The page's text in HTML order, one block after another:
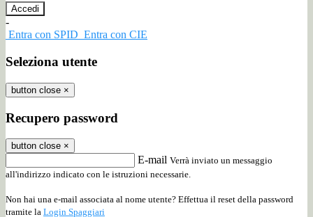
-
Entra con SPID Entra con CIE
Seleziona utente
button close ×
Recupero password
button close ×
E-mail Verrà inviato un messaggio
all'indirizzo indicato con le istruzioni necessarie.
Non hai una e-mail associata al nome utente? Effettua il reset della password
tramite la Login Spaggiari